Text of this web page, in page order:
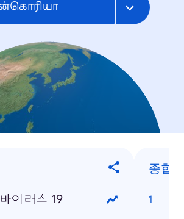
이러스 19
종합
코